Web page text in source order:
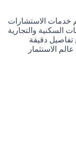
الاستشارات
السكنية والتجارية
دقيقة
الاستثمار